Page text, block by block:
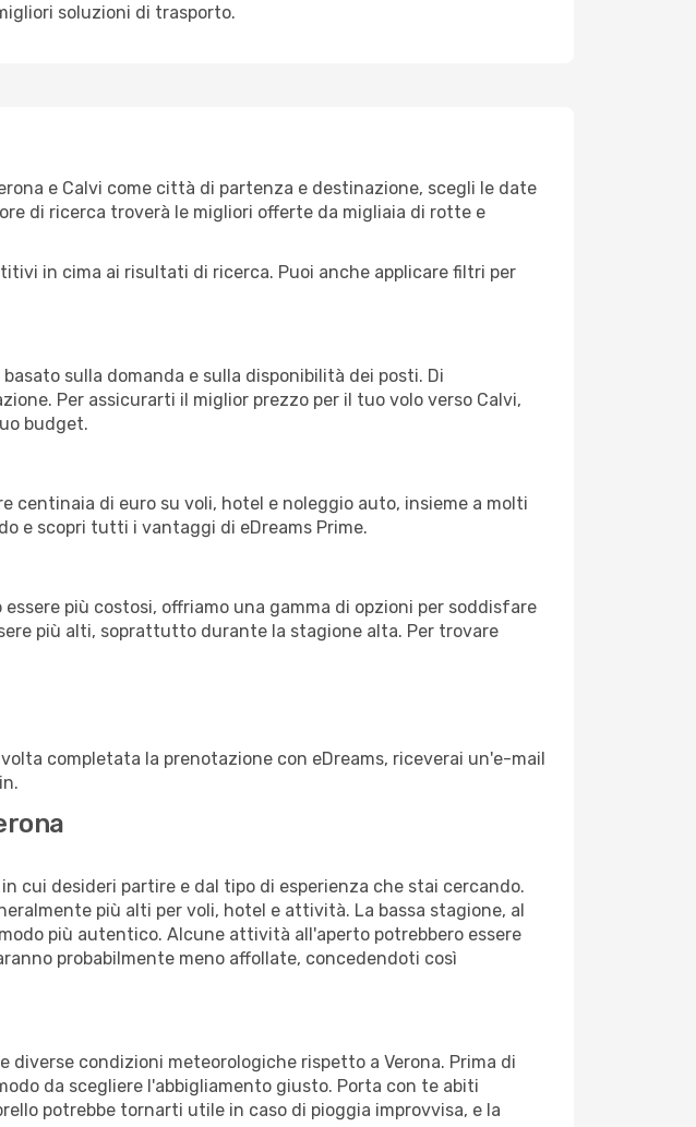
soluzioni di trasporto.
e Calvi come città di partenza e destinazione, scegli le date
di ricerca troverà le migliori offerte da migliaia di rotte e
in cima ai risultati di ricerca. Puoi anche applicare filtri per
sulla domanda e sulla disponibilità dei posti. Di
Per assicurarti il miglior prezzo per il tuo volo verso Calvi,
budget.
centinaia di euro su voli, hotel e noleggio auto, insieme a molti
e scopri tutti i vantaggi di eDreams Prime.
più costosi, offriamo una gamma di opzioni per soddisfare
più alti, soprattutto durante la stagione alta. Per trovare
completata la prenotazione con eDreams, riceverai un'e-mail
cui desideri partire e dal tipo di esperienza che stai cercando.
più alti per voli, hotel e attività. La bassa stagione, al
più autentico. Alcune attività all'aperto potrebbero essere
probabilmente meno affollate, concedendoti così
condizioni meteorologiche rispetto a Verona. Prima di
da scegliere l'abbigliamento giusto. Porta con te abiti
potrebbe tornarti utile in caso di pioggia improvvisa, e la